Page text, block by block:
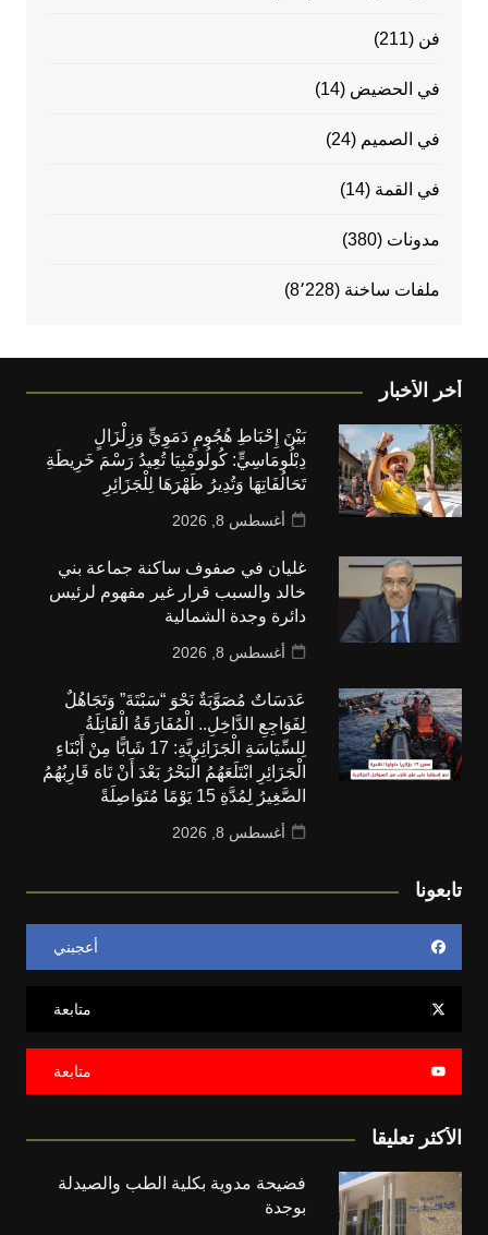
فن (211)
في الحضيض (14)
في الصميم (24)
في القمة (14)
مدونات (380)
ملفات ساخنة (8٬228)
أخر الأخبار
بَيْنَ إِحْبَاطِ هُجُومٍ دَمَوِيٍّ وَزِلْزَالٍ
دِبْلُومَاسِيٍّ: كُولُومْبِيَا تُعِيدُ رَسْمَ خَرِيطَةِ
تَحَالُفَاتِهَا وَتُدِيرُ ظَهْرَهَا لِلْجَزَائِرِ
أغسطس 8, 2026
غليان في صفوف ساكنة جماعة بني
خالد والسبب قرار غير مفهوم لرئيس
دائرة وجدة الشمالية
أغسطس 8, 2026
عَدَسَاتٌ مُصَوَّبَةٌ نَحْوَ “سَبْتَةَ” وَتَجَاهُلٌ
لِفَوَاجِعِ الدَّاخِلِ.. الْمُفَارَقَةُ الْقَاتِلَةُ
لِلسِّيَاسَةِ الْجَزَائِرِيَّةِ: 17 شَابًّا مِنْ أَبْنَاءِ
الْجَزَائِرِ ابْتَلَعَهُمُ الْبَحْرُ بَعْدَ أَنْ تَاهَ قَارِبُهُمُ
الصَّغِيرُ لِمُدَّةِ 15 يَوْمًا مُتَوَاصِلَةً
أغسطس 8, 2026
تابعونا
أعجبني
متابعة
متابعة
الأكثر تعليقا
فضيحة مدوية بكلية الطب والصيدلة
بوجدة